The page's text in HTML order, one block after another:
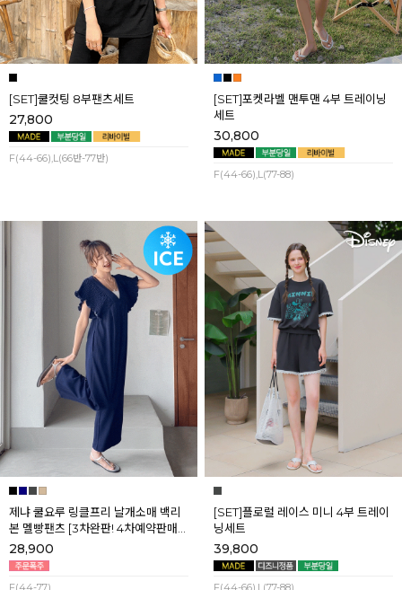
[SET]쿨컷팅 8부팬츠세트
27,800
F(44-66),L(66반-77반)
[SET]포켓라벨 맨투맨 4부 트레이닝
세트
30,800
F(44-66),L(77-88)
제냐 쿨요루 링클프리 날개소매 백리
본 멜빵팬츠 [3차완판! 4차예약판매]
[네이비] 8월셋째주 순차배송
28,900
F(44-77)
[SET]플로럴 레이스 미니 4부 트레이
닝세트
39,800
F(44-66),L(77-88)